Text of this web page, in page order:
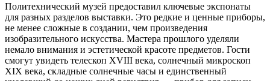
Политехнический музей предоставил ключевые экспонаты
для разных разделов выставки. Это редкие и ценные приборы,
не менее сложные в создании, чем произведения
изобразительного искусства. Мастера прошлого уделяли
немало внимания и эстетической красоте предметов. Гости
смогут увидеть телескоп XVIII века, солнечный микроскоп
XIX века, складные солнечные часы и единственный